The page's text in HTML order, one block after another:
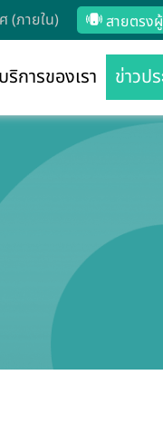
(ภายใน) สายตรง
บริการของเรา ข่าวป